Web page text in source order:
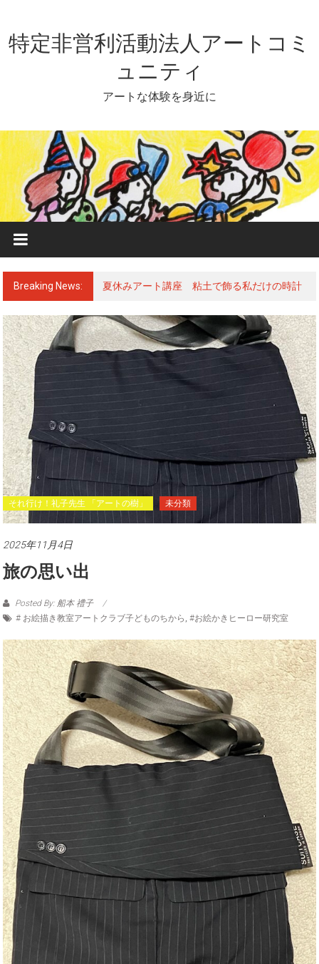
content
特定非営利活動法人アートコミ
ュニティ
アートな体験を身近に
Breaking News: 夏休みアート講座 粘土で飾る私だけの時計
それ行け！礼子先生 「アートの樹」 未分類
2025年11月4日
旅の思い出
Posted By: 船本 禮子
# お絵描き教室アートクラブ子どものちから ,#お絵かきヒーロー研究室